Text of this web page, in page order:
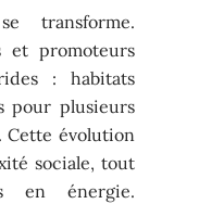
transforme.
et promoteurs
: habitats
pour plusieurs
Cette évolution
sociale, tout
en énergie.